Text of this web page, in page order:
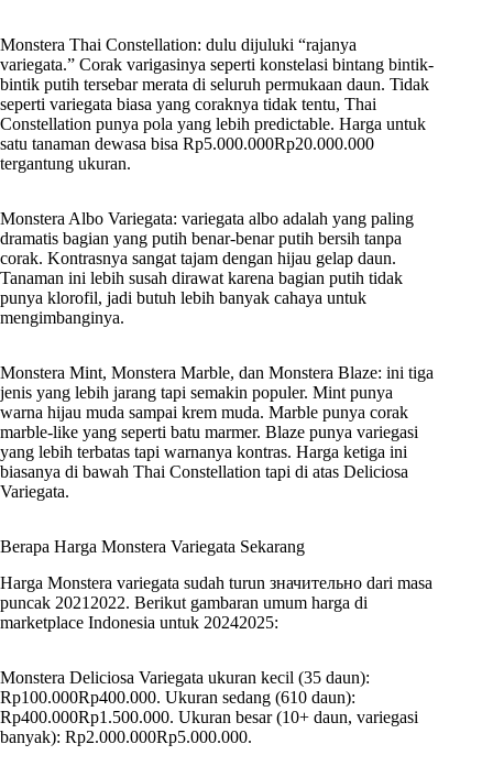
Monstera Thai Constellation: dulu dijuluki “rajanya
variegata.” Corak varigasinya seperti konstelasi bintang bintik-
bintik putih tersebar merata di seluruh permukaan daun. Tidak
seperti variegata biasa yang coraknya tidak tentu, Thai
Constellation punya pola yang lebih predictable. Harga untuk
satu tanaman dewasa bisa Rp5.000.000Rp20.000.000
tergantung ukuran.
Monstera Albo Variegata: variegata albo adalah yang paling
dramatis bagian yang putih benar-benar putih bersih tanpa
corak. Kontrasnya sangat tajam dengan hijau gelap daun.
Tanaman ini lebih susah dirawat karena bagian putih tidak
punya klorofil, jadi butuh lebih banyak cahaya untuk
mengimbanginya.
Monstera Mint, Monstera Marble, dan Monstera Blaze: ini tiga
jenis yang lebih jarang tapi semakin populer. Mint punya
warna hijau muda sampai krem muda. Marble punya corak
marble-like yang seperti batu marmer. Blaze punya variegasi
yang lebih terbatas tapi warnanya kontras. Harga ketiga ini
biasanya di bawah Thai Constellation tapi di atas Deliciosa
Variegata.
Berapa Harga Monstera Variegata Sekarang
Harga Monstera variegata sudah turun значительно dari masa
puncak 20212022. Berikut gambaran umum harga di
marketplace Indonesia untuk 20242025:
Monstera Deliciosa Variegata ukuran kecil (35 daun):
Rp100.000Rp400.000. Ukuran sedang (610 daun):
Rp400.000Rp1.500.000. Ukuran besar (10+ daun, variegasi
banyak): Rp2.000.000Rp5.000.000.